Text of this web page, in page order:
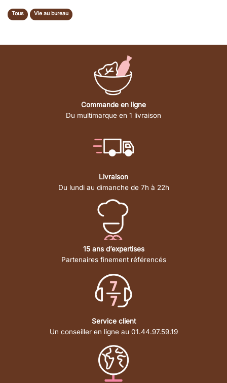
Tous Vie au bureau
Commande en ligne
Du multimarque en 1 livraison
Livraison
Du lundi au dimanche de 7h à 22h
15 ans d’expertises
Partenaires finement référencés
Service client
Un conseiller en ligne au 01.44.97.59.19